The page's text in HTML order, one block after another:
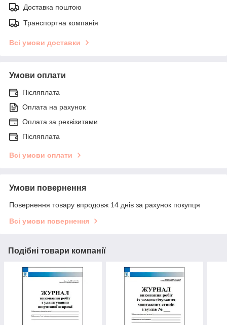
Доставка поштою
Транспортна компанія
Всі умови доставки
Умови оплати
Післяплата
Оплата на рахунок
Оплата за реквізитами
Післяплата
Всі умови оплати
Умови повернення
Повернення товару впродовж 14 днів за рахунок покупця
Всі умови повернення
Подібні товари компанії